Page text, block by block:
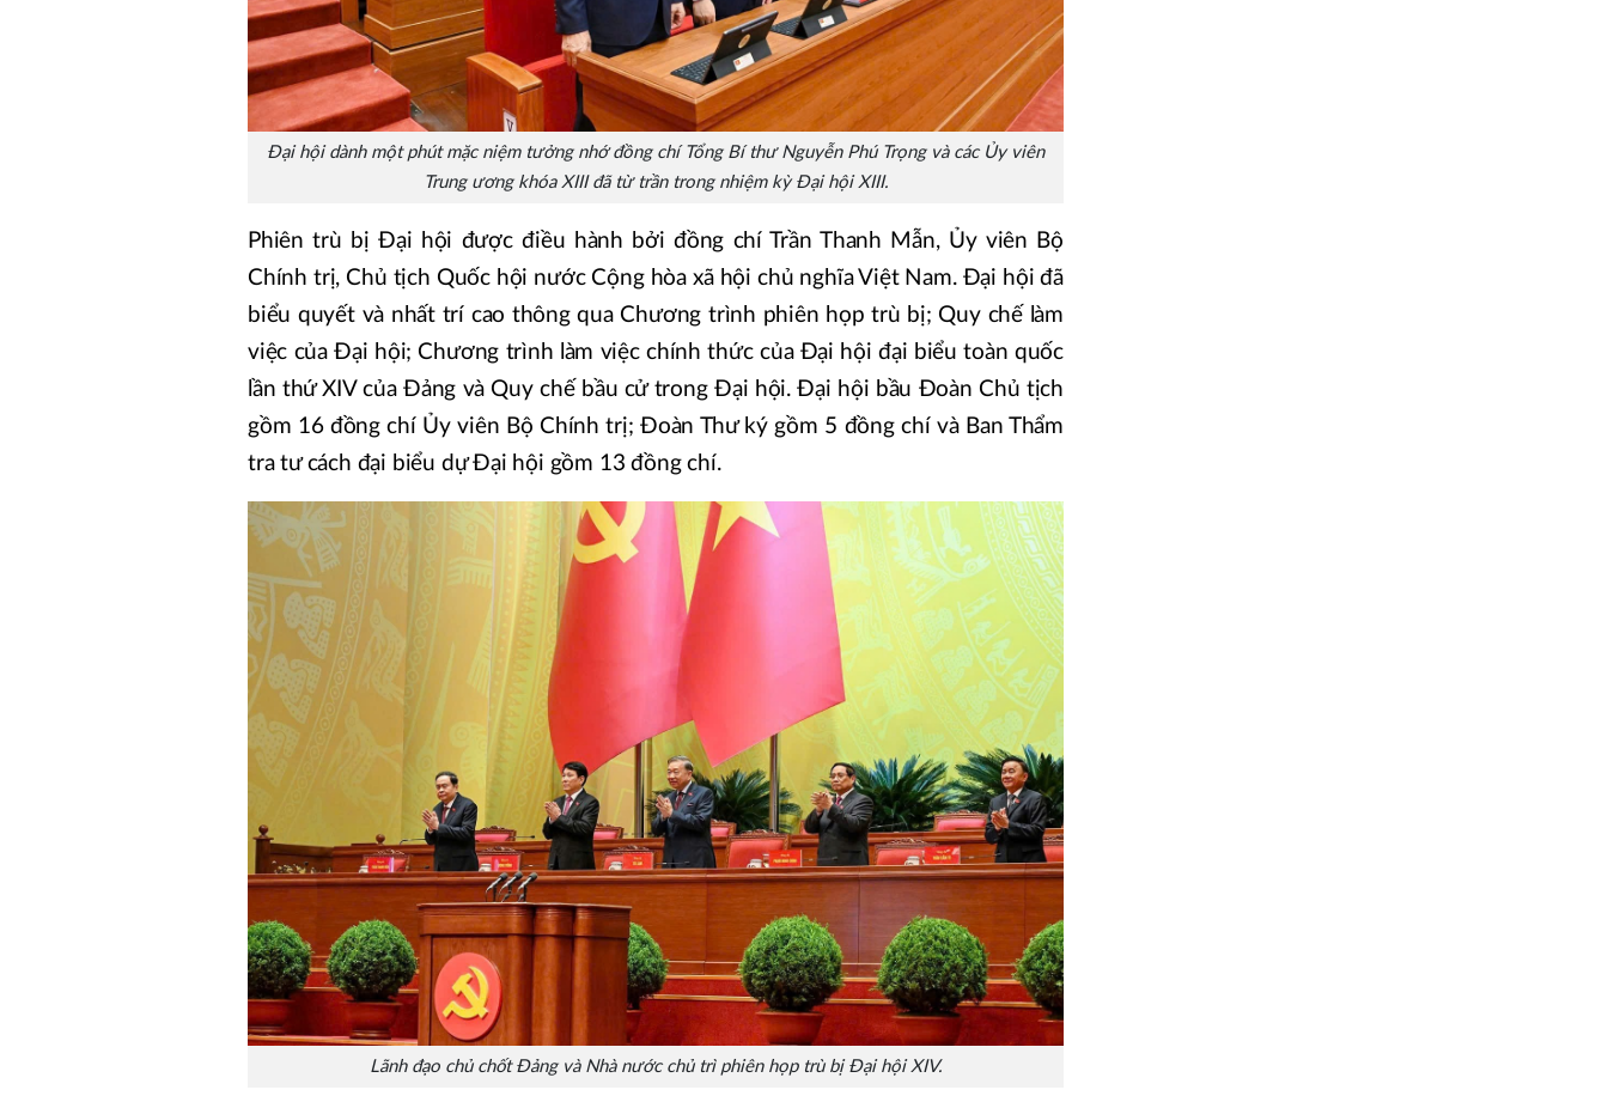
Đại hội dành một phút mặc niệm tưởng nhớ đồng chí Tổng Bí thư Nguyễn Phú Trọng và các Ủy viên
Trung ương khóa XIII đã từ trần trong nhiệm kỳ Đại hội XIII.
Phiên trù bị Đại hội được điều hành bởi đồng chí Trần Thanh Mẫn, Ủy viên Bộ
Chính trị, Chủ tịch Quốc hội nước Cộng hòa xã hội chủ nghĩa Việt Nam. Đại hội đã
biểu quyết và nhất trí cao thông qua Chương trình phiên họp trù bị; Quy chế làm
việc của Đại hội; Chương trình làm việc chính thức của Đại hội đại biểu toàn quốc
lần thứ XIV của Đảng và Quy chế bầu cử trong Đại hội. Đại hội bầu Đoàn Chủ tịch
gồm 16 đồng chí Ủy viên Bộ Chính trị; Đoàn Thư ký gồm 5 đồng chí và Ban Thẩm
tra tư cách đại biểu dự Đại hội gồm 13 đồng chí.
Lãnh đạo chủ chốt Đảng và Nhà nước chủ trì phiên họp trù bị Đại hội XIV.